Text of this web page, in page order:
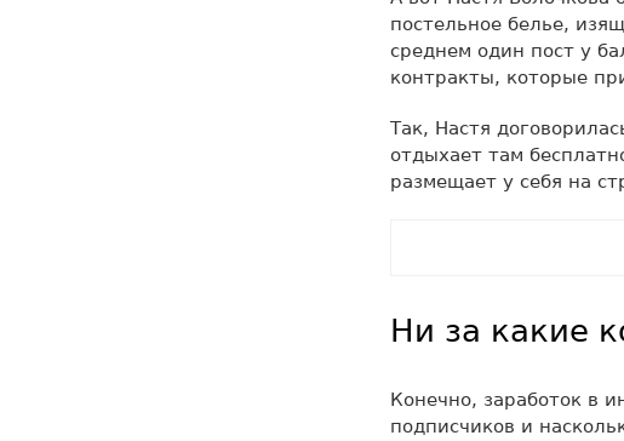
постельное белье,
среднем один пост у
контракты, которые
Так, Настя
отдыхает там
размещает у себя на
Ни за какие
Конечно, заработок в
подписчиков и